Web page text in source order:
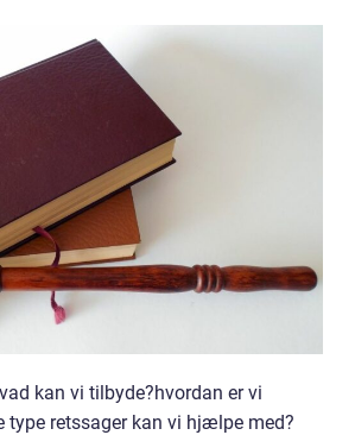
kan vi tilbyde?hvordan er vi
type retssager kan vi hjælpe med?